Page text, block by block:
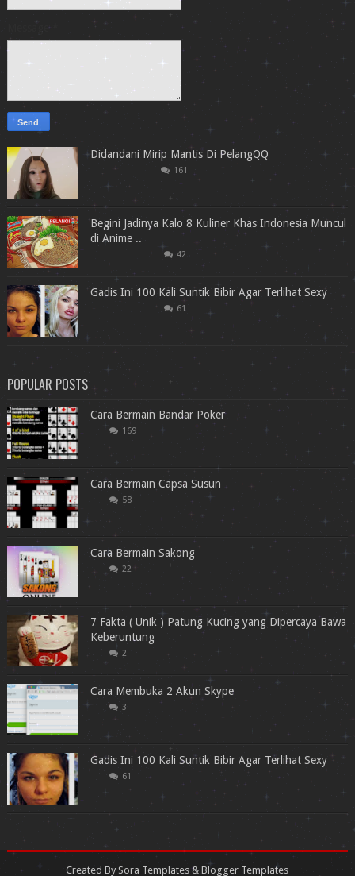
Message
Didandani Mirip Mantis Di PelangQQ
161
Begini Jadinya Kalo 8 Kuliner Khas Indonesia Muncul
di Anime ..
42
Gadis Ini 100 Kali Suntik Bibir Agar Terlihat Sexy
61
POPULAR POSTS
Cara Bermain Bandar Poker
169
Cara Bermain Capsa Susun
58
Cara Bermain Sakong
22
7 Fakta ( Unik ) Patung Kucing yang Dipercaya Bawa
Keberuntung
2
Cara Membuka 2 Akun Skype
3
Gadis Ini 100 Kali Suntik Bibir Agar Terlihat Sexy
61
Created By Sora Templates &Blogger Templates